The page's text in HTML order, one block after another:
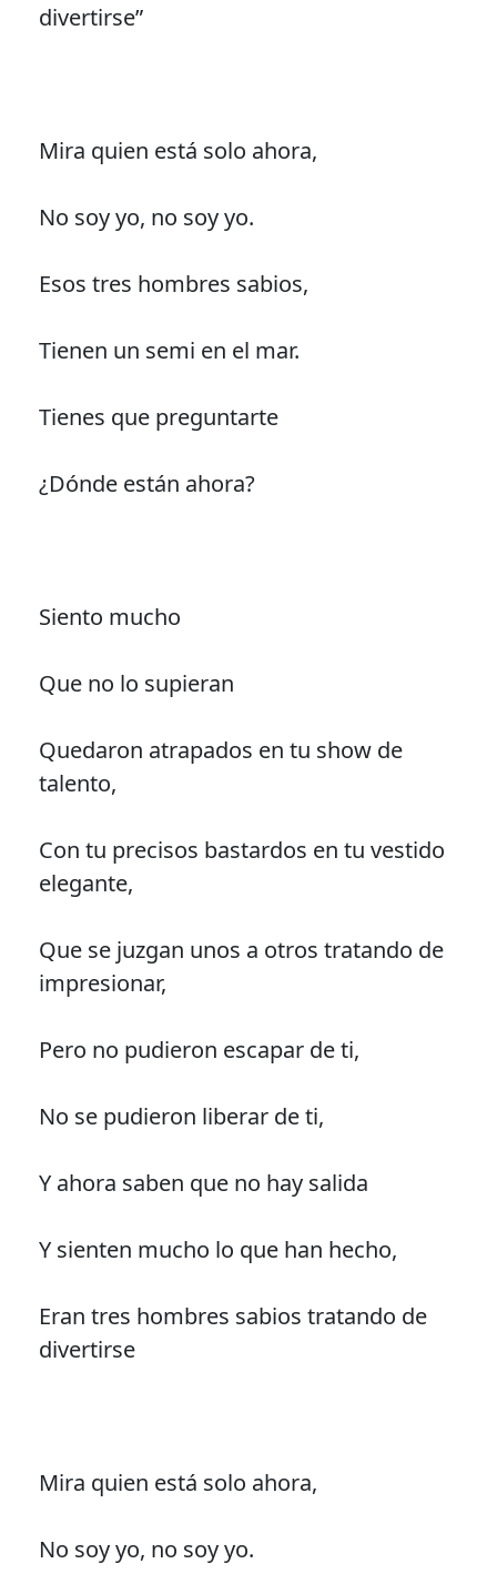
divertirse”
Mira quien está solo ahora,
No soy yo, no soy yo.
Esos tres hombres sabios,
Tienen un semi en el mar.
Tienes que preguntarte
¿Dónde están ahora?
Siento mucho
Que no lo supieran
Quedaron atrapados en tu show de
talento,
Con tu precisos bastardos en tu vestido
elegante,
Que se juzgan unos a otros tratando de
impresionar,
Pero no pudieron escapar de ti,
No se pudieron liberar de ti,
Y ahora saben que no hay salida
Y sienten mucho lo que han hecho,
Eran tres hombres sabios tratando de
divertirse
Mira quien está solo ahora,
No soy yo, no soy yo.